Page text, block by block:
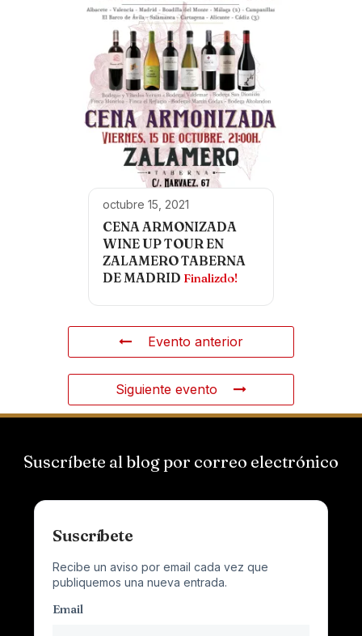
octubre 15, 2021
CENA ARMONIZADA
WINE UP TOUR EN
ZALAMERO TABERNA
DE MADRID Finalizdo!
Evento anterior
Siguiente evento
Suscríbete al blog por correo electrónico
Suscríbete
Recibe un aviso por email cada vez que
publiquemos una nueva entrada.
Email